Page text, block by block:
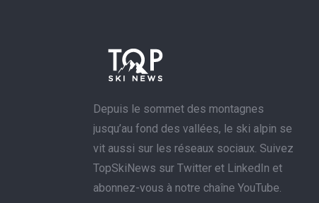
Depuis le sommet des montagnes
jusqu’au fond des vallées, le ski alpin se
vit aussi sur les réseaux sociaux. Suivez
TopSkiNews sur Twitter et LinkedIn et
abonnez-vous à notre chaîne YouTube.